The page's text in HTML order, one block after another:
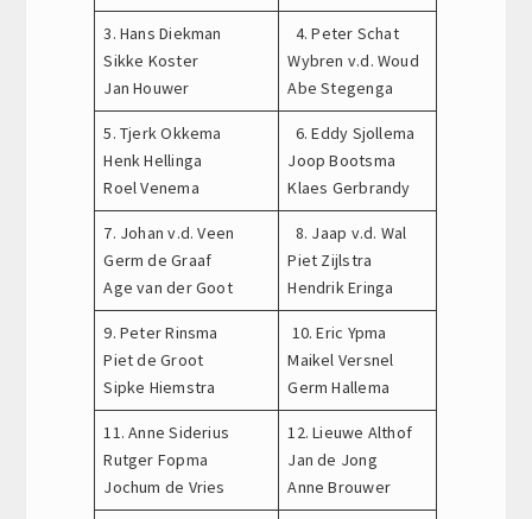
3. Hans Diekman
Sikke Koster
Jan Houwer
4. Peter Schat
Wybren v.d. Woud
Abe Stegenga
5. Tjerk Okkema
Henk Hellinga
Roel Venema
6. Eddy Sjollema
Joop Bootsma
Klaes Gerbrandy
7. Johan v.d. Veen
Germ de Graaf
Age van der Goot
8. Jaap v.d. Wal
Piet Zijlstra
Hendrik Eringa
9. Peter Rinsma
Piet de Groot
Sipke Hiemstra
10. Eric Ypma
Maikel Versnel
Germ Hallema
11. Anne Siderius
Rutger Fopma
Jochum de Vries
12. Lieuwe Althof
Jan de Jong
Anne Brouwer